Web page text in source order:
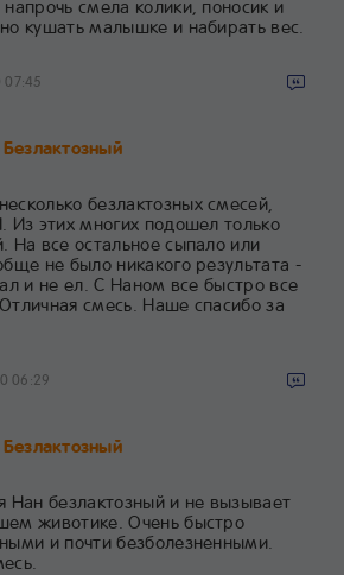
смела колики, поносик и
кушать малышке и набирать вес.
07:45
Безлактозный
безлактозных смесей,
Из этих многих подошел только
На все остальное сыпало или
не было никакого результата -
и не ел. С Наном все быстро все
смесь. Наше спасибо за
06:29
Безлактозный
Нан безлактозный и не вызывает
животике. Очень быстро
и почти безболезненными.